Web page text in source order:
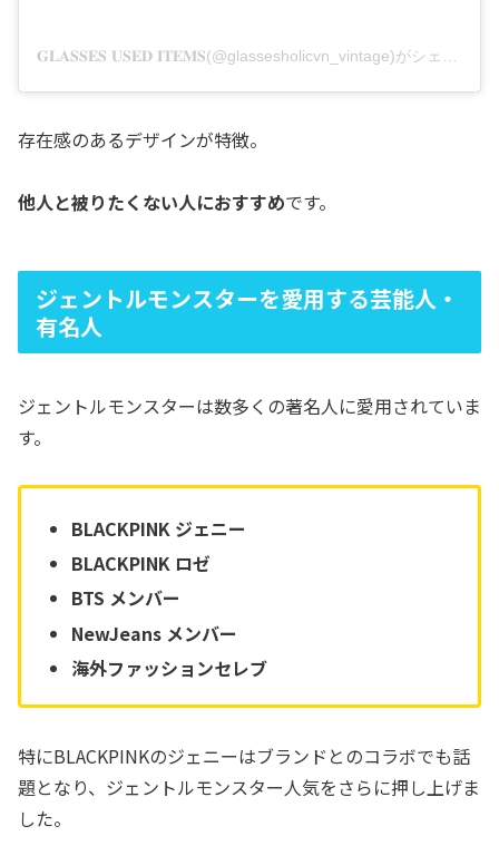
存在感のあるデザインが特徴。
他人と被りたくない人におすすめです。
ジェントルモンスターを愛用する芸能人・
有名人
ジェントルモンスターは数多くの著名人に愛用されていま
す。
BLACKPINK ジェニー
BLACKPINK ロゼ
BTS メンバー
NewJeans メンバー
海外ファッションセレブ
特にBLACKPINKのジェニーはブランドとのコラボでも話
題となり、ジェントルモンスター人気をさらに押し上げま
した。